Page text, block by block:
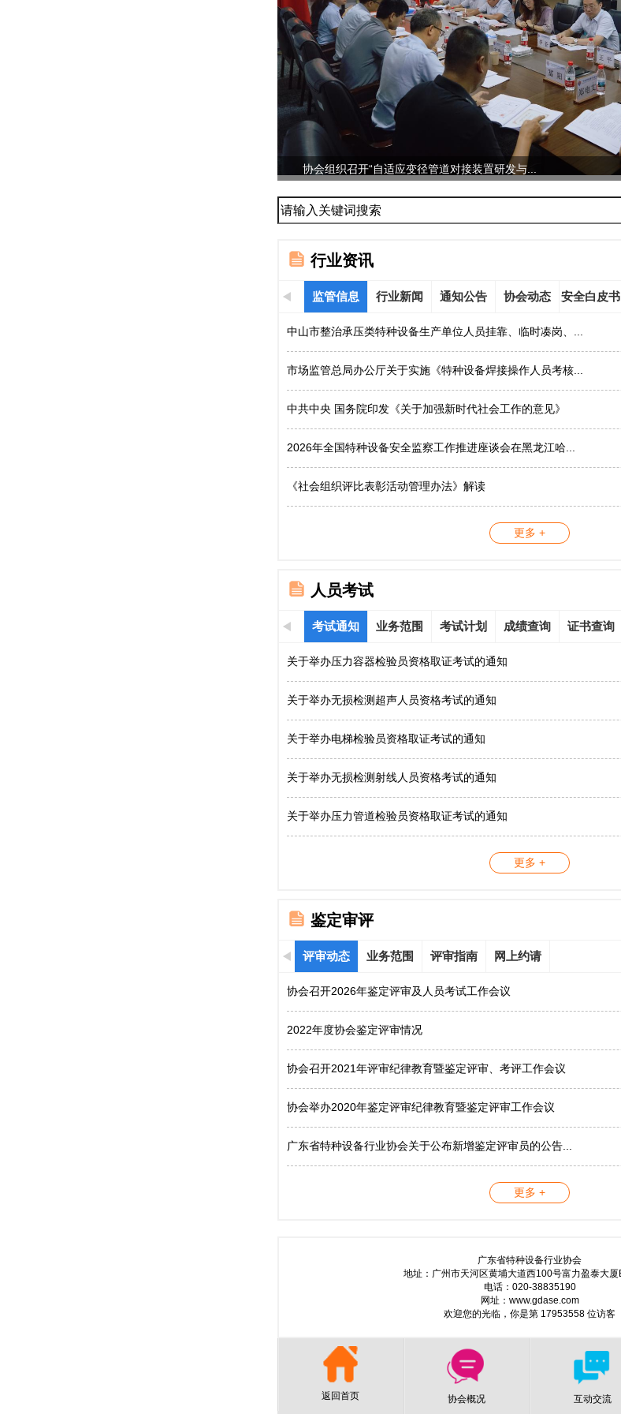
协会组织召开“自适应变径管道对接装置研发与...
行业资讯
监管信息 行业新闻 通知公告 协会动态 安全白皮书
中山市整治承压类特种设备生产单位人员挂靠、临时凑岗、...
市场监管总局办公厅关于实施《特种设备焊接操作人员考核...
中共中央 国务院印发《关于加强新时代社会工作的意见》
2026年全国特种设备安全监察工作推进座谈会在黑龙江哈...
《社会组织评比表彰活动管理办法》解读
更多 +
人员考试
考试通知 业务范围 考试计划 成绩查询 证书查询
关于举办压力容器检验员资格取证考试的通知
关于举办无损检测超声人员资格考试的通知
关于举办电梯检验员资格取证考试的通知
关于举办无损检测射线人员资格考试的通知
关于举办压力管道检验员资格取证考试的通知
更多 +
鉴定审评
评审动态 业务范围 评审指南 网上约请
协会召开2026年鉴定评审及人员考试工作会议
2022年度协会鉴定评审情况
协会召开2021年评审纪律教育暨鉴定评审、考评工作会议
协会举办2020年鉴定评审纪律教育暨鉴定评审工作会议
广东省特种设备行业协会关于公布新增鉴定评审员的公告...
更多 +
广东省特种设备行业协会
地址：广州市天河区黄埔大道西100号富力盈泰大
电话：020-38835190
网址：www.gdase.com
欢迎您的光临，你是第 17953558 位访客
返回首页 协会概况 互动交流